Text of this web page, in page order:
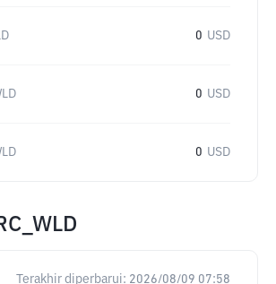
0 USD
0 USD
0 USD
Terakhir diperbarui: 2026/08/09 07:58